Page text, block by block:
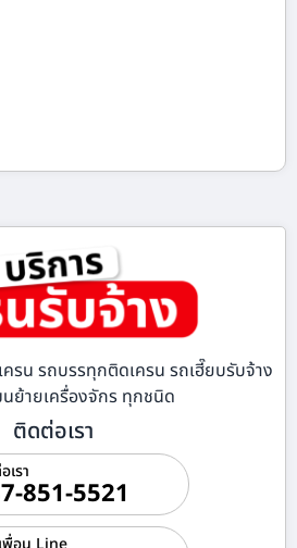
ครน รถบรรทุกติดเครน รถเฮี๊ยบรับจ้าง
ย้ายเครื่องจักร ทุกชนิด
ติดต่อเรา
เรา
851-5521